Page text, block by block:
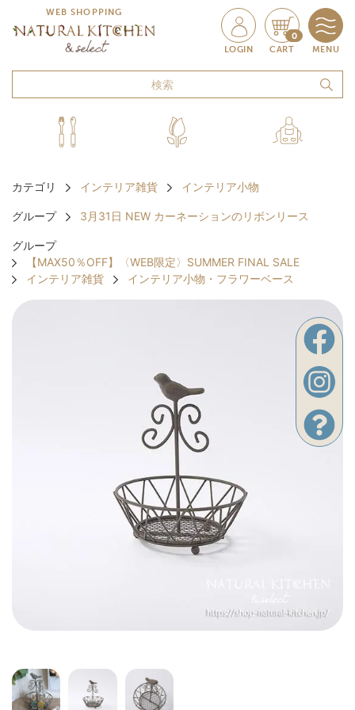
WEB SHOPPING
LOGIN
0
CART MENU
カテゴリ インテリア雑貨 インテリア小物
グループ 3月31日 NEW カーネーションのリボンリース
グループ
【MAX50％OFF】〈WEB限定〉SUMMER FINAL SALE
インテリア雑貨
インテリア小物・フラワーベース